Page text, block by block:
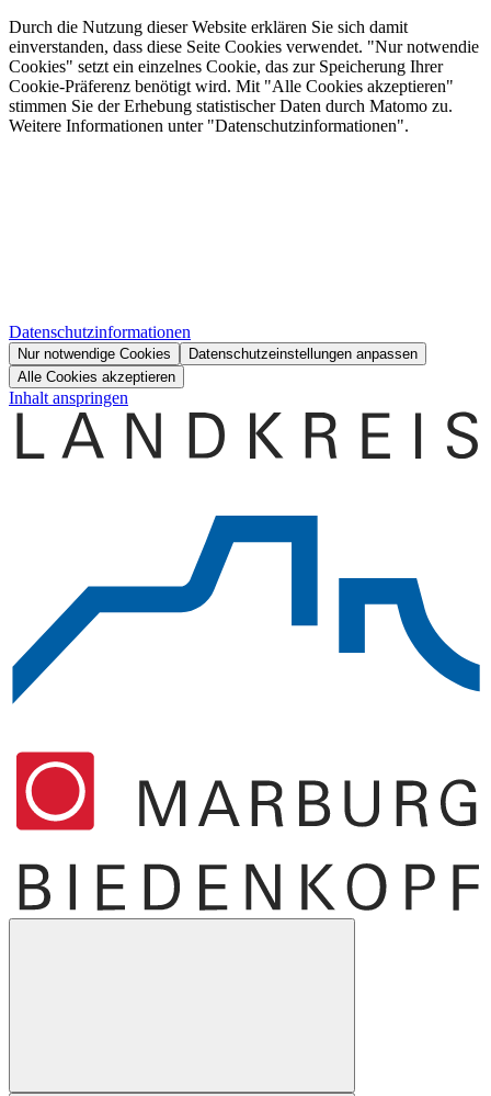
Durch die Nutzung dieser Website erklären Sie sich damit
einverstanden, dass diese Seite Cookies verwendet. "Nur notwendie
Cookies" setzt ein einzelnes Cookie, das zur Speicherung Ihrer
Cookie-Präferenz benötigt wird. Mit "Alle Cookies akzeptieren"
stimmen Sie der Erhebung statistischer Daten durch Matomo zu.
Weitere Informationen unter "Datenschutzinformationen".
Datenschutzinformationen
Nur notwendige Cookies
Datenschutzeinstellungen anpassen
Alle Cookies akzeptieren
Inhalt anspringen